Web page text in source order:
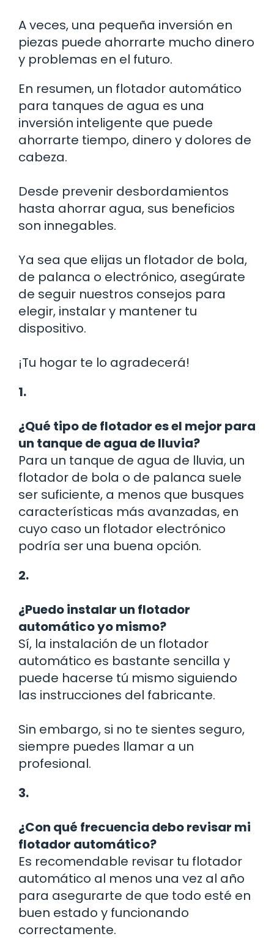
A veces, una pequeña inversión en
piezas puede ahorrarte mucho dinero
y problemas en el futuro.
En resumen, un flotador automático
para tanques de agua es una
inversión inteligente que puede
ahorrarte tiempo, dinero y dolores de
cabeza.
Desde prevenir desbordamientos
hasta ahorrar agua, sus beneficios
son innegables.
Ya sea que elijas un flotador de bola,
de palanca o electrónico, asegúrate
de seguir nuestros consejos para
elegir, instalar y mantener tu
dispositivo.
¡Tu hogar te lo agradecerá!
1.
¿Qué tipo de flotador es el mejor para
un tanque de agua de lluvia?
Para un tanque de agua de lluvia, un
flotador de bola o de palanca suele
ser suficiente, a menos que busques
características más avanzadas, en
cuyo caso un flotador electrónico
podría ser una buena opción.
2.
¿Puedo instalar un flotador
automático yo mismo?
Sí, la instalación de un flotador
automático es bastante sencilla y
puede hacerse tú mismo siguiendo
las instrucciones del fabricante.
Sin embargo, si no te sientes seguro,
siempre puedes llamar a un
profesional.
3.
¿Con qué frecuencia debo revisar mi
flotador automático?
Es recomendable revisar tu flotador
automático al menos una vez al año
para asegurarte de que todo esté en
buen estado y funcionando
correctamente.